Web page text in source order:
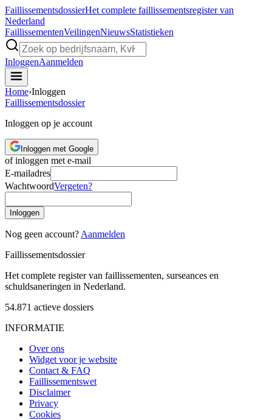
FaillissementsdossierHet complete faillissementsregister van
Nederland
FaillissementenVeilingenNieuwsStatistieken
InloggenAanmelden
Home›Inloggen
Faillissementsdossier
Inloggen op je account
Inloggen met Google
of inloggen met e-mail
E-mailadres
WachtwoordVergeten?
Inloggen
Nog geen account? Aanmelden
Faillissementsdossier
Het complete register van faillissementen, surseances en
schuldsaneringen in Nederland.
54.871 actieve dossiers
INFORMATIE
Over ons
Widget voor je website
Contact & FAQ
Faillissementswet
Disclaimer
Privacy
Cookies